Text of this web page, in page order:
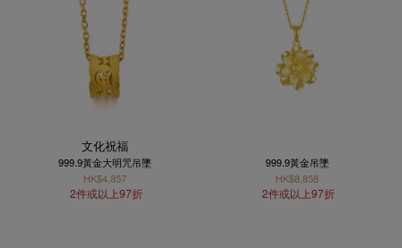
文化祝福
999.9黃金大明咒吊墜
HK$4,857
2件或以上97折
999.9黃金吊墜
HK$8,858
2件或以上97折